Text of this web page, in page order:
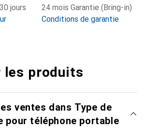
jours
24 mois Garantie (Bring-in)
Conditions de garantie
les produits
ventes dans Type de
pour téléphone portable